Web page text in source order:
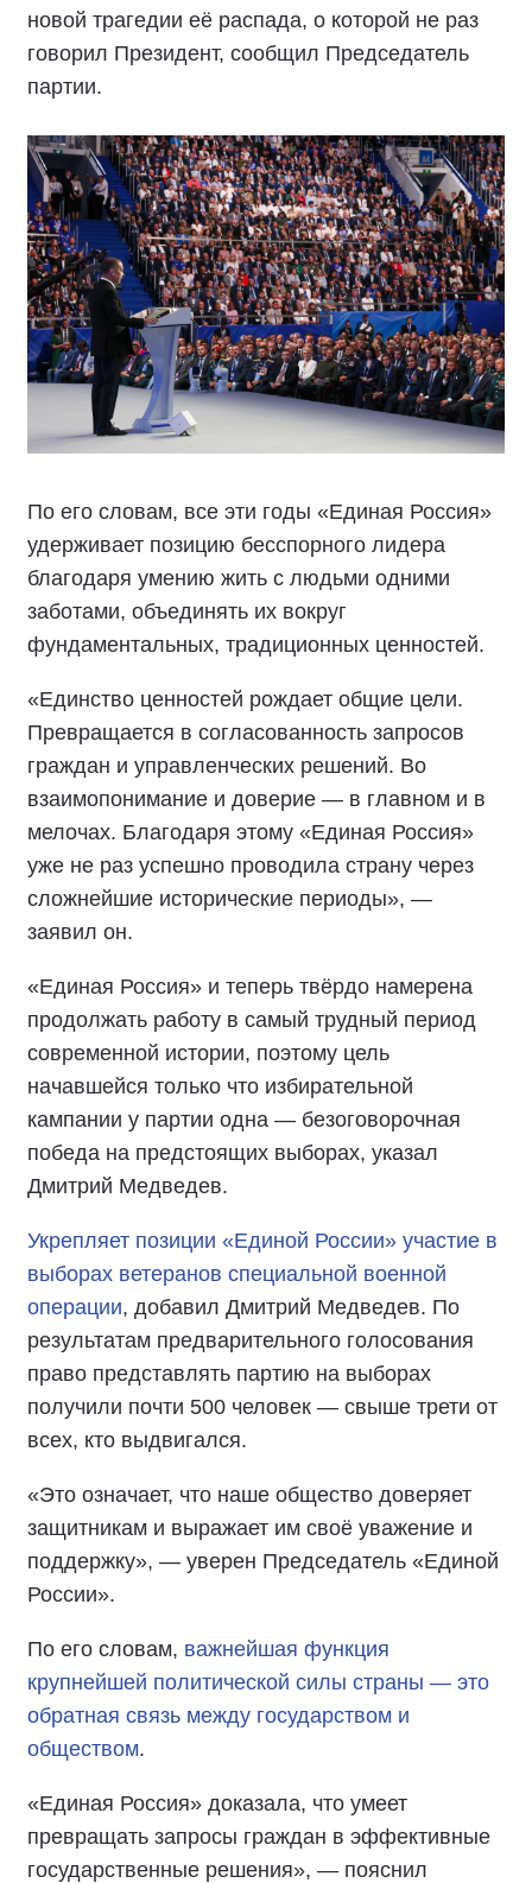
новой трагедии её распада, о которой не раз
говорил Президент, сообщил Председатель
партии.
По его словам, все эти годы «Единая Россия»
удерживает позицию бесспорного лидера
благодаря умению жить с людьми одними
заботами, объединять их вокруг
фундаментальных, традиционных ценностей.
«Единство ценностей рождает общие цели.
Превращается в согласованность запросов
граждан и управленческих решений. Во
взаимопонимание и доверие — в главном и в
мелочах. Благодаря этому «Единая Россия»
уже не раз успешно проводила страну через
сложнейшие исторические периоды», —
заявил он.
«Единая Россия» и теперь твёрдо намерена
продолжать работу в самый трудный период
современной истории, поэтому цель
начавшейся только что избирательной
кампании у партии одна — безоговорочная
победа на предстоящих выборах, указал
Дмитрий Медведев.
Укрепляет позиции «Единой России» участие в
выборах ветеранов специальной военной
операции, добавил Дмитрий Медведев. По
результатам предварительного голосования
право представлять партию на выборах
получили почти 500 человек — свыше трети от
всех, кто выдвигался.
«Это означает, что наше общество доверяет
защитникам и выражает им своё уважение и
поддержку», — уверен Председатель «Единой
России».
По его словам, важнейшая функция
крупнейшей политической силы страны — это
обратная связь между государством и
обществом.
«Единая Россия» доказала, что умеет
превращать запросы граждан в эффективные
государственные решения», — пояснил